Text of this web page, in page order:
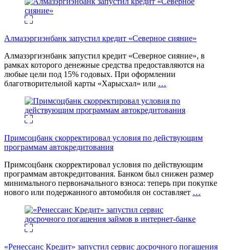
Алмазэргиэнбанк запустил кредит «Северное сияние»
Алмазэргиэнбанк запустил кредит «Северное сияние», в
рамках которого денежные средства предоставляются на
любые цели под 15% годовых. При оформлении
благотворительной карты «Харысхал» или …
Примсоцбанк скорректировал условия по действующим
программам автокредитования
Примсоцбанк скорректировал условия по действующим
программам автокредитования. Банком был снижен размер
минимального первоначального взноса: теперь при покупке
нового или подержанного автомобиля он составляет …
«Ренессанс Кредит» запустил сервис досрочного погашения